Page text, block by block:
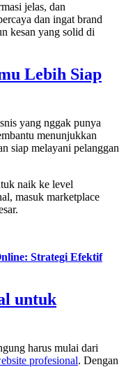
jelas, dan
dan ingat brand
kesan yang solid di
Lebih Siap
yang nggak punya
menunjukkan
siap melayani pelanggan
naik ke level
masuk marketplace
Strategi Efektif
untuk
harus mulai dari
profesional. Dengan